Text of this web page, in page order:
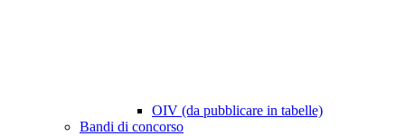
OIV (da pubblicare in tabelle)
Bandi di concorso